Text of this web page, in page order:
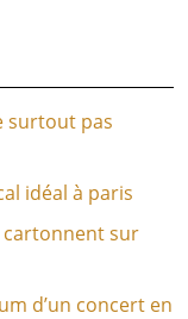
surtout pas
idéal à paris
cartonnent sur
d’un concert en